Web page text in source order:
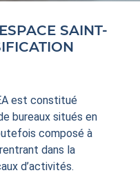
SAINT-
est constitué
bureaux situés en
composé à
dans la
d’activités.